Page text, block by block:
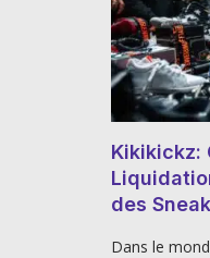
Kikikickz:
des
Dans le